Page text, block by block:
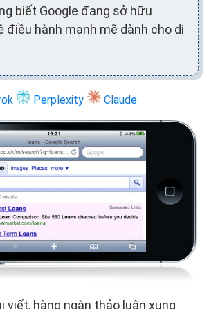
biết Google đang sở hữu
điều hành mạnh mẽ dành cho di
Perplexity Claude
viết, hàng ngàn thảo luận xung